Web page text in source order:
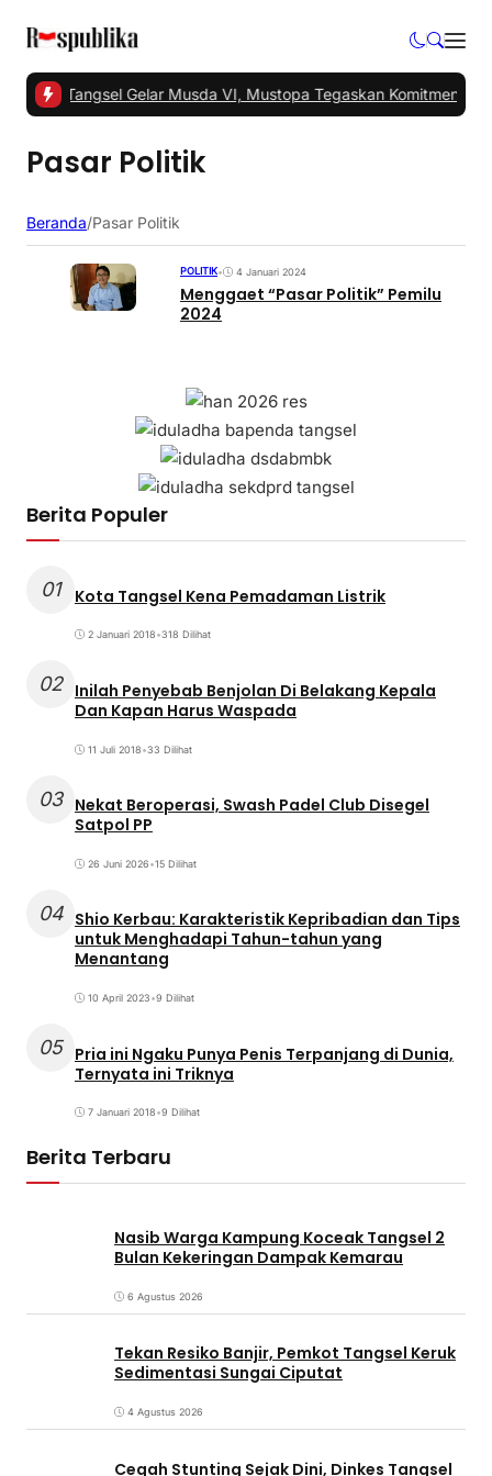
PKS Tangsel Gelar Musda VI, Mustopa Tegaskan Komitmen
Pasar Politik
Beranda/Pasar Politik
POLITIK• 4 Januari 2024
Menggaet “Pasar Politik” Pemilu
2024
Berita Populer
01 Kota Tangsel Kena Pemadaman Listrik
2 Januari 2018•318 Dilihat
02 Inilah Penyebab Benjolan Di Belakang Kepala
Dan Kapan Harus Waspada
11 Juli 2018•33 Dilihat
03 Nekat Beroperasi, Swash Padel Club Disegel
Satpol PP
26 Juni 2026•15 Dilihat
04 Shio Kerbau: Karakteristik Kepribadian dan Tips
untuk Menghadapi Tahun-tahun yang
Menantang
10 April 2023•9 Dilihat
05 Pria ini Ngaku Punya Penis Terpanjang di Dunia,
Ternyata ini Triknya
7 Januari 2018•9 Dilihat
Berita Terbaru
Nasib Warga Kampung Koceak Tangsel 2
Bulan Kekeringan Dampak Kemarau
6 Agustus 2026
Tekan Resiko Banjir, Pemkot Tangsel Keruk
Sedimentasi Sungai Ciputat
4 Agustus 2026
Cegah Stunting Sejak Dini, Dinkes Tangsel